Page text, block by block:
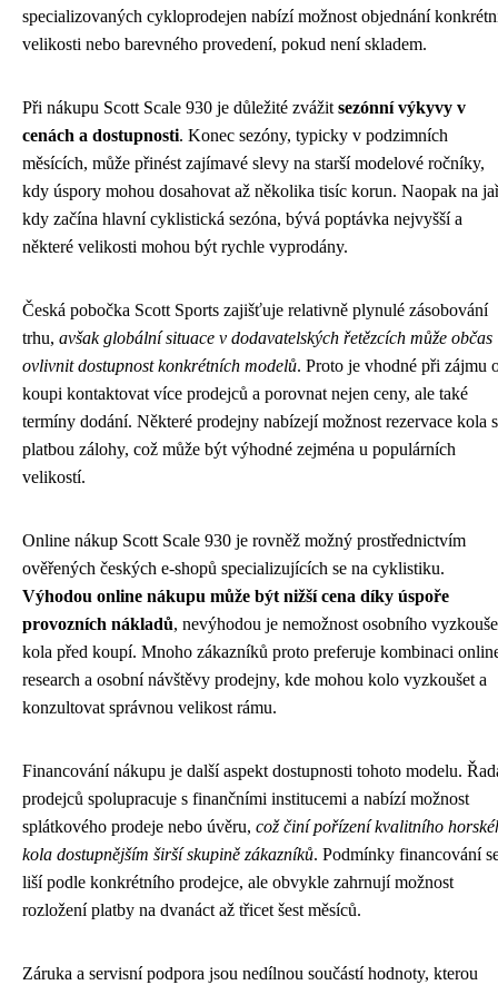
specializovaných cykloprodejen nabízí možnost objednání
velikosti nebo barevného provedení, pokud není skladem.
Při nákupu Scott Scale 930 je důležité zvážit sezónní výkyvy v
cenách a dostupnosti. Konec sezóny, typicky v podzimních
měsících, může přinést zajímavé slevy na starší modelové ročníky,
kdy úspory mohou dosahovat až několika tisíc korun. Naopak na
kdy začína hlavní cyklistická sezóna, bývá poptávka nejvyšší a
některé velikosti mohou být rychle vyprodány.
Česká pobočka Scott Sports zajišťuje relativně plynulé zásobování
trhu, avšak globální situace v dodavatelských řetězcích může občas
ovlivnit dostupnost konkrétních modelů. Proto je vhodné při zájmu
koupi kontaktovat více prodejců a porovnat nejen ceny, ale také
termíny dodání. Některé prodejny nabízejí možnost rezervace kola s
platbou zálohy, což může být výhodné zejména u populárních
velikostí.
Online nákup Scott Scale 930 je rovněž možný prostřednictvím
ověřených českých e-shopů specializujících se na cyklistiku.
Výhodou online nákupu může být nižší cena díky úspoře
provozních nákladů, nevýhodou je nemožnost osobního
kola před koupí. Mnoho zákazníků proto preferuje kombinaci
research a osobní návštěvy prodejny, kde mohou kolo vyzkoušet a
konzultovat správnou velikost rámu.
Financování nákupu je další aspekt dostupnosti tohoto modelu.
prodejců spolupracuje s finančními institucemi a nabízí možnost
splátkového prodeje nebo úvěru, což činí pořízení kvalitního
kola dostupnějším širší skupině zákazníků. Podmínky financování
liší podle konkrétního prodejce, ale obvykle zahrnují možnost
rozložení platby na dvanáct až třicet šest měsíců.
Záruka a servisní podpora jsou nedílnou součástí hodnoty, kterou